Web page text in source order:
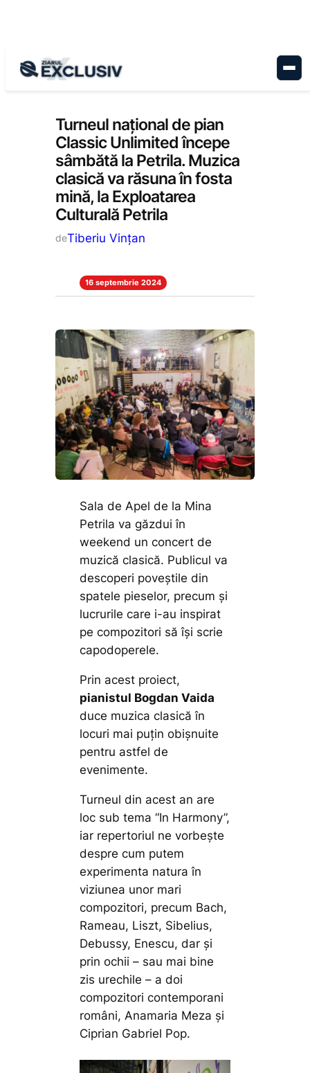
Cultură, Stiri la zi
Turneul național de pian
Classic Unlimited începe
sâmbătă la Petrila. Muzica
clasică va răsuna în fosta
mină, la Exploatarea
Culturală Petrila
deTiberiu Vințan
16 septembrie 2024
Sala de Apel de la Mina
Petrila va găzdui în
weekend un concert de
muzică clasică. Publicul va
descoperi poveștile din
spatele pieselor, precum și
lucrurile care i-au inspirat
pe compozitori să își scrie
capodoperele.
Prin acest proiect,
pianistul Bogdan Vaida
duce muzica clasică în
locuri mai puțin obișnuite
pentru astfel de
evenimente.
Turneul din acest an are
loc sub tema “In Harmony”,
iar repertoriul ne vorbește
despre cum putem
experimenta natura în
viziunea unor mari
compozitori, precum Bach,
Rameau, Liszt, Sibelius,
Debussy, Enescu, dar și
prin ochii – sau mai bine
zis urechile – a doi
compozitori contemporani
români, Anamaria Meza și
Ciprian Gabriel Pop.